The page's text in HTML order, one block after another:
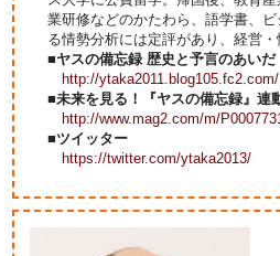
業研修などのかたわら、語学書、
る情勢分析には定評があり、経営
■ヤスの備忘録 歴史と予言のあいだ
http://ytaka2011.blog105.fc2.com/
■未来を見る！『ヤスの備忘録』
http://www.mag2.com/m/
■ツイッター
https://twitter.com/ytaka2013/